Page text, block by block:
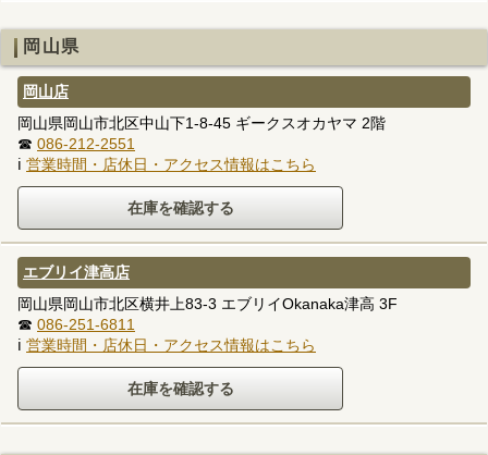
岡山県
岡山店
岡山県岡山市北区中山下1-8-45 ギークスオカヤマ 2階
☎ 086-212-2551
ℹ 営業時間・店休日・アクセス情報はこちら
エブリイ津高店
岡山県岡山市北区横井上83-3 エブリイOkanaka津高 3F
☎ 086-251-6811
ℹ 営業時間・店休日・アクセス情報はこちら